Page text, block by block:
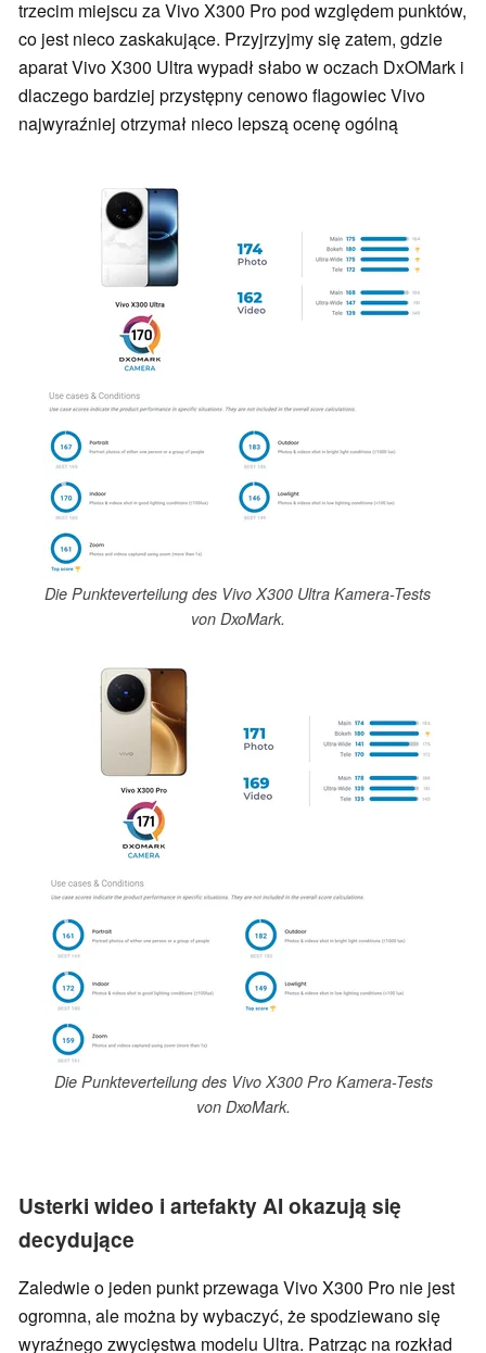
trzecim miejscu za Vivo X300 Pro pod względem punktów,
co jest nieco zaskakujące. Przyjrzyjmy się zatem, gdzie
aparat Vivo X300 Ultra wypadł słabo w oczach DxOMark i
dlaczego bardziej przystępny cenowo flagowiec Vivo
najwyraźniej otrzymał nieco lepszą ocenę ogólną
Die Punkteverteilung des Vivo X300 Ultra Kamera-Tests
von DxoMark.
Die Punkteverteilung des Vivo X300 Pro Kamera-Tests
von DxoMark.
Usterki wideo i artefakty AI okazują się
decydujące
Zaledwie o jeden punkt przewaga Vivo X300 Pro nie jest
ogromna, ale można by wybaczyć, że spodziewano się
wyraźnego zwycięstwa modelu Ultra. Patrząc na rozkład